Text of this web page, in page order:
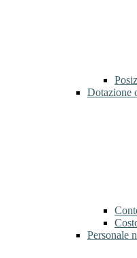
Dotazione
Personale